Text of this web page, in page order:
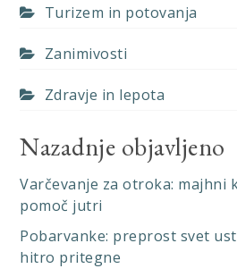
Turizem in potovanja
Zanimivosti
Zdravje in lepota
Nazadnje objavljeno
Varčevanje za otroka: majhni
pomoč jutri
Pobarvanke: preprost svet
hitro pritegne